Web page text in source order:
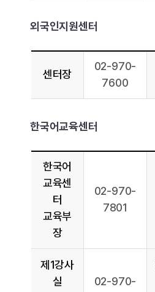
외국인지원센터
센터장
02-970-
7600
한국어교육센터
한국어
교육센
터
교육부
장
02-970-
7801
제1강사
실
02-970-